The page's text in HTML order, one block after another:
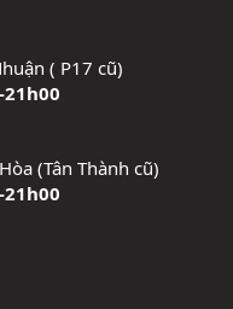
( P17 cũ)
(Tân Thành cũ)